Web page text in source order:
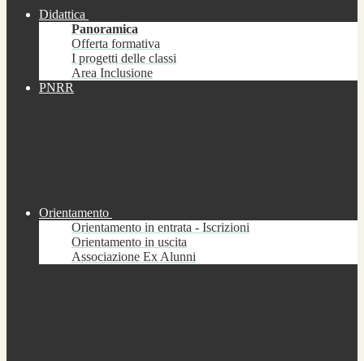
Didattica
Panoramica
Offerta formativa
I progetti delle classi
Area Inclusione
PNRR
Orientamento
Orientamento in entrata - Iscrizioni
Orientamento in uscita
Associazione Ex Alunni